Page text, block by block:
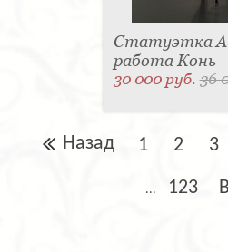
Статуэтка
работа Конь
30 000 руб.36
Назад 1 2 3
... 123